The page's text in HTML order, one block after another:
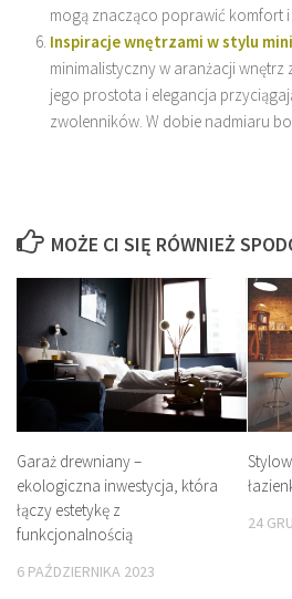
mogą znacząco poprawić komfort
Inspiracje wnętrzami w stylu
minimalistyczny w aranżacji
jego prostota i elegancja
zwolenników. W dobie nadmiaru
MOŻE CI SIĘ RÓWNIEŻ
Garaż drewniany –
ekologiczna inwestycja, która
łączy estetykę z
funkcjonalnością
6 PAŹDZIERNIKA 2023
24